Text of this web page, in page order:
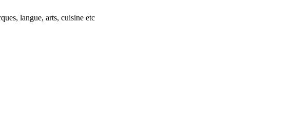
langue, arts, cuisine etc